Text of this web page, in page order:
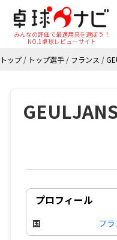
みんなの評価で最適用具を選ぼう！
NO.1卓球レビューサイト
トップ / トップ選手 / フランス /
プロフィール
国 フ